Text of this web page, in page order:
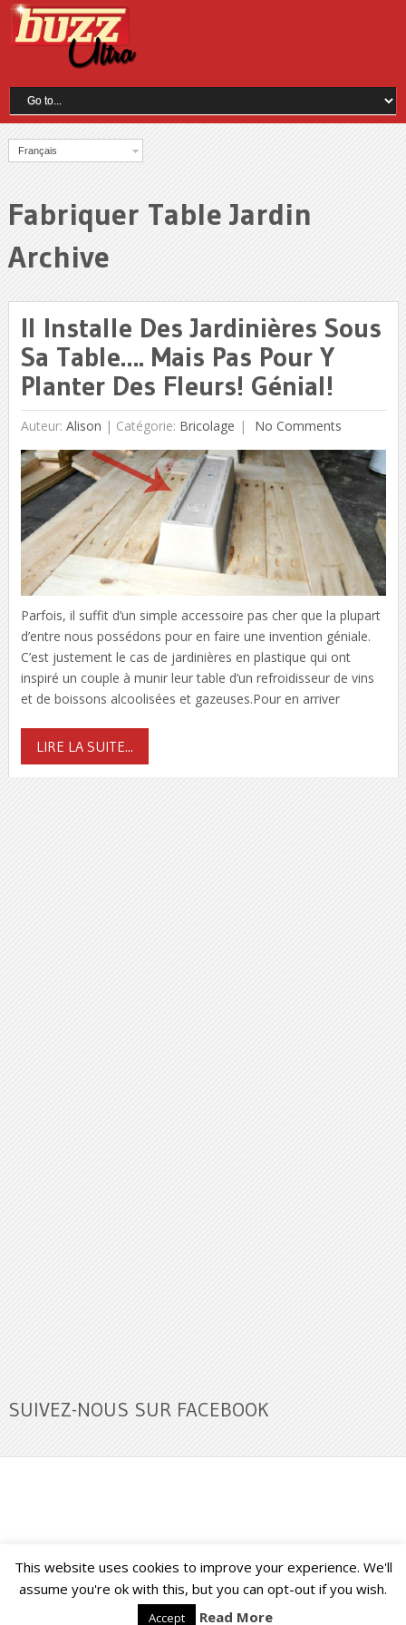
Français
Fabriquer Table Jardin
Archive
Il Installe Des Jardinières Sous
Sa Table…. Mais Pas Pour Y
Planter Des Fleurs! Génial!
Auteur: Alison | Catégorie: Bricolage No Comments
Parfois, il suffit d’un simple accessoire pas cher que la plupart
d’entre nous possédons pour en faire une invention géniale.
C’est justement le cas de jardinières en plastique qui ont
inspiré un couple à munir leur table d’un refroidisseur de vins
et de boissons alcoolisées et gazeuses.Pour en arriver
LIRE LA SUITE...
SUIVEZ-NOUS SUR FACEBOOK
Buzz Ultra Copyright © 2026. Back to Top ↑
This website uses cookies to improve your experience. We'll
assume you're ok with this, but you can opt-out if you wish.
Accept Read More